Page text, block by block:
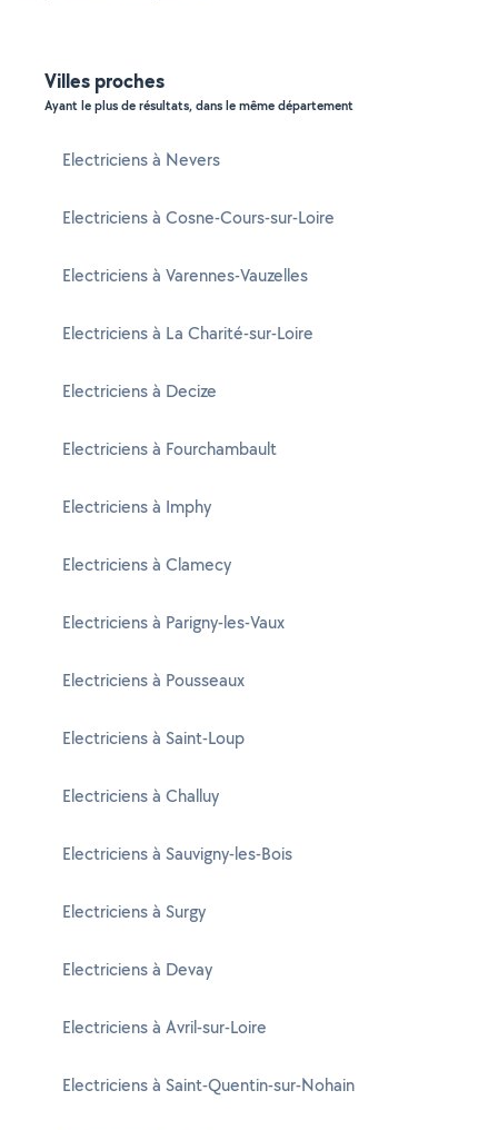
Villes proches
Ayant le plus de résultats, dans le même département
Electriciens à Nevers
Electriciens à Cosne-Cours-sur-Loire
Electriciens à Varennes-Vauzelles
Electriciens à La Charité-sur-Loire
Electriciens à Decize
Electriciens à Fourchambault
Electriciens à Imphy
Electriciens à Clamecy
Electriciens à Parigny-les-Vaux
Electriciens à Pousseaux
Electriciens à Saint-Loup
Electriciens à Challuy
Electriciens à Sauvigny-les-Bois
Electriciens à Surgy
Electriciens à Devay
Electriciens à Avril-sur-Loire
Electriciens à Saint-Quentin-sur-Nohain